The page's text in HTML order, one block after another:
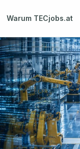
Warum TECjobs.at